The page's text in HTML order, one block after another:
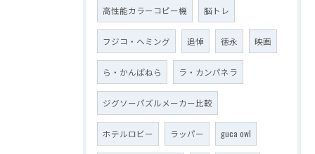
高性能カラーコピー機 脳トレ
フジコ・ヘミング 追悼 徳永 映画
ら・かんぱねら ラ・カンパネラ
ジグソーパズルメーカー比較
ホテルロビー ラッパー guca owl